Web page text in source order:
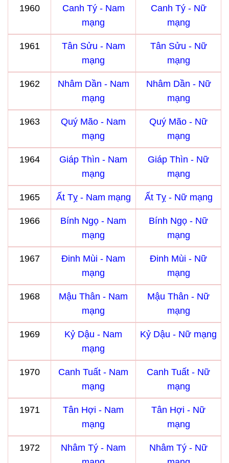
1960
Canh Tý - Nam
mạng
Canh Tý - Nữ
mạng
1961
Tân Sửu - Nam
mạng
Tân Sửu - Nữ
mạng
1962
Nhâm Dần - Nam
mạng
Nhâm Dần - Nữ
mạng
1963
Quý Mão - Nam
mạng
Quý Mão - Nữ
mạng
1964
Giáp Thìn - Nam
mạng
Giáp Thìn - Nữ
mạng
1965 Ất Tỵ - Nam mạng Ất Tỵ - Nữ mạng
1966
Bính Ngọ - Nam
mạng
Bính Ngọ - Nữ
mạng
1967
Đinh Mùi - Nam
mạng
Đinh Mùi - Nữ
mạng
1968
Mậu Thân - Nam
mạng
Mậu Thân - Nữ
mạng
1969
Kỷ Dậu - Nam
mạng
Kỷ Dậu - Nữ mạng
1970
Canh Tuất - Nam
mạng
Canh Tuất - Nữ
mạng
1971
Tân Hợi - Nam
mạng
Tân Hợi - Nữ
mạng
1972
Nhâm Tý - Nam
Nhâm Tý - Nữ